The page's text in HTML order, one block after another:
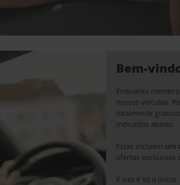
Bem-
Enquanto
nossos veículos.
totalmente
indicados abaixo.
Estas incluem um
ofertas exclusivas
E isto é só o